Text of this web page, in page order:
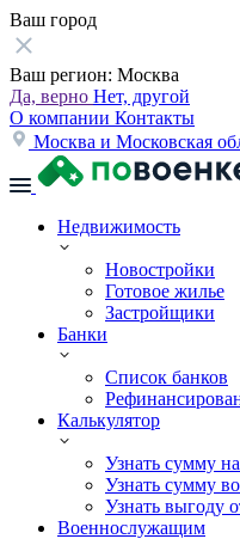
Ваш город
Ваш регион: Москва
Да, верно Нет, другой
О компании Контакты
Москва и Московская
Недвижимость
Новостройки
Готовое жилье
Застройщики
Банки
Список банков
Калькулятор
Узнать сумму
Узнать сумму
Узнать выгоду
Военнослужащим